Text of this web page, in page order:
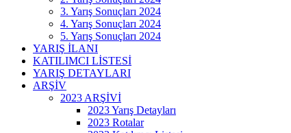
3. Yarış Sonuçları 2024
4. Yarış Sonuçları 2024
5. Yarış Sonuçları 2024
YARIŞ İLANI
KATILIMCI LİSTESİ
YARIŞ DETAYLARI
ARŞİV
2023 ARŞİVİ
2023 Yarış Detayları
2023 Rotalar